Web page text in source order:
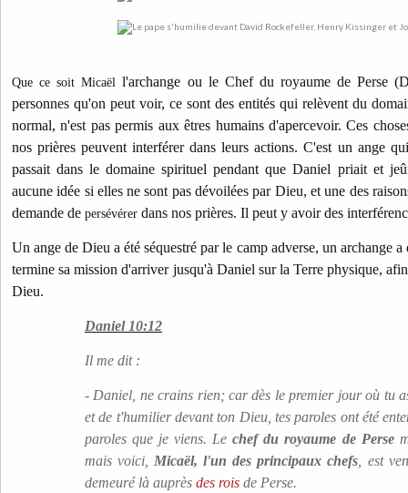
Que ce soit Micaël l'archange ou le Chef du royaume de Perse
personnes qu'on peut voir, ce sont des entités qui relèvent du
normal, n'est pas permis aux êtres humains d'apercevoir. Ces
nos prières peuvent interférer dans leurs actions. C'est un ange
passait dans le domaine spirituel pendant que Daniel priait et
aucune idée si elles ne sont pas dévoilées par Dieu, et une des
demande de persévérer dans nos prières. Il peut y avoir des
Un ange de Dieu a été séquestré par le camp adverse, un archange
termine sa mission d'arriver jusqu'à Daniel sur la Terre physique,
Dieu.
Daniel 10:12
Il me dit :
- Daniel, ne crains rien; car dès le premier jour où tu
et de t'humilier devant ton Dieu, tes paroles ont été
paroles que je viens. Lechef du royaume de Perse
mais voici, Micaël, l'un des principaux chefs , est
demeuré là auprès des rois de Perse.